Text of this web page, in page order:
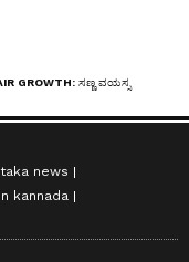
news
kannada